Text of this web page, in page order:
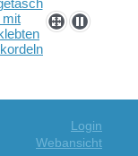
Login
Webansicht